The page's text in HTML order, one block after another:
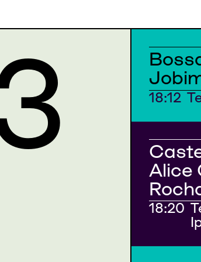
18:12
Alice
18:20